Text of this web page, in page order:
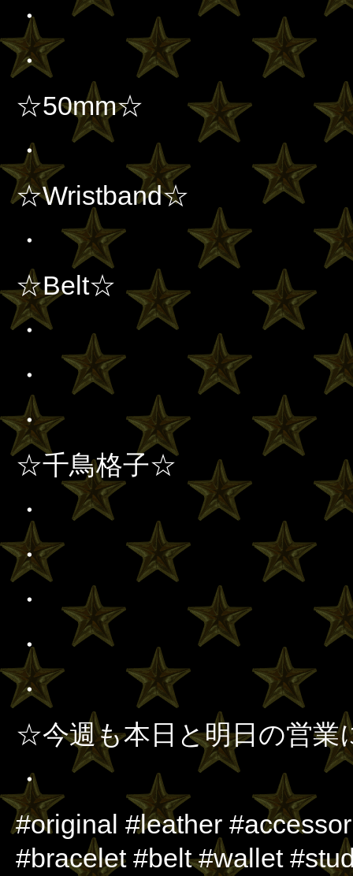
・
・
☆50mm☆
・
☆Wristband☆
・
☆Belt☆
・
・
・
☆千鳥格子☆
・
・
・
・
・
☆今週も本日と明日の営
・
#original #leather
#bracelet #belt #wallet